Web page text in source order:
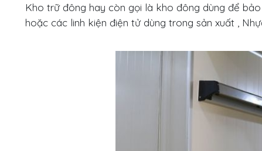
Kho trữ đông hay còn gọi là kho đông dùng để
hoặc các linh kiện điện tử dùng trong sản xuất ,